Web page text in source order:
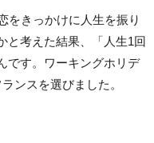
をきっかけに人生を振り
と考えた結果、「人生1回
です。ワーキングホリデ
ンスを選びました。